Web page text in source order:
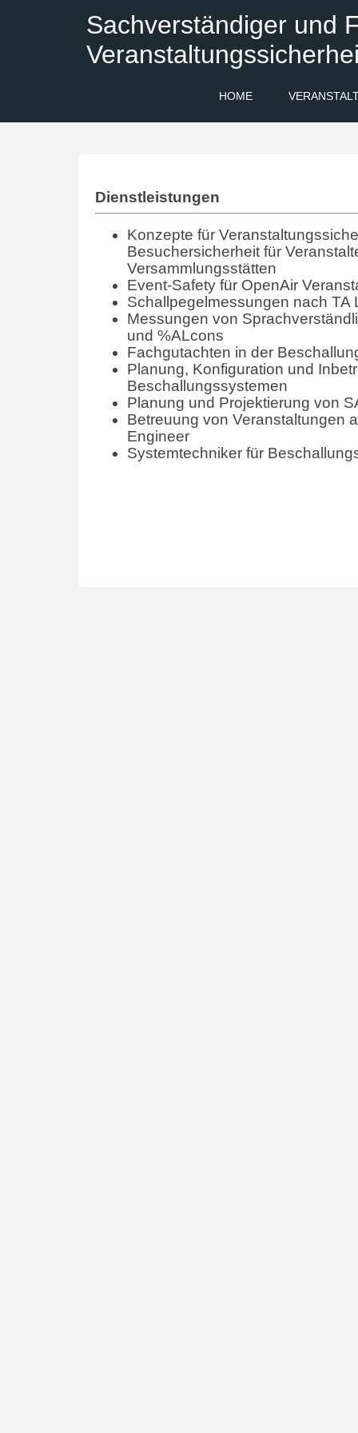
Sachverständiger und
HOME
Dienstleistungen
Konzepte für
Besuchersicherheit für
Versammlungsstätten
Event-Safety für OpenAir
Schallpegelmessungen nach TA
Messungen von
und %ALcons
Fachgutachten in der
Planung, Konfiguration und
Beschallungssystemen
Planung und Projektierung von
Betreuung von Veranstaltungen
Engineer
Systemtechniker für